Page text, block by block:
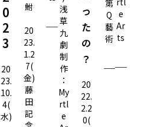
0
2
3
20
23.
10.
4(
水)
鮒
20
23.
1.2
7(
金)
藤
田
記
浅
草
九
劇
制
作
：
My
rtl
e
っ
た
の
？​
20
22.
2.2
0(
第
Q
藝
術
e
Ar
ts